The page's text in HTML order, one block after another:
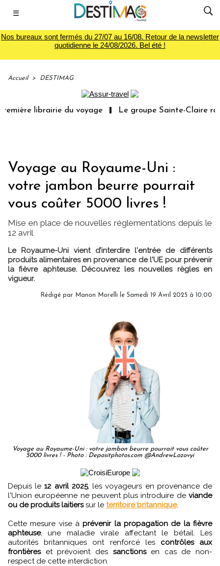
☰
Nos bureaux sont fermés du 27/07 au 16/08. Retour de la newsletter
quotidienne le 24/08/2026. Bel été !
Accueil > DESTIMAG
librairie du voyage Le groupe Sainte-Claire
Voyage au Royaume-Uni :
votre jambon beurre pourrait
vous coûter 5000 livres !
Mise en place de nouvelles réglementations depuis le
12 avril
Le Royaume-Uni vient d’interdire l'entrée de différents
produits alimentaires en provenance de l'UE pour prévenir
la fièvre aphteuse. Découvrez les nouvelles règles en
vigueur.
Rédigé par Manon Morelli le Samedi 19 Avril 2025 à 10:00
Voyage au Royaume-Uni : votre jambon beurre pourrait vous coûter
5000 livres ! - Photo : Depositphotos.com @AndrewLozovyi
Depuis le12 avril 2025, les voyageurs en provenance de
l'Union européenne ne peuvent plus introduire de viande
ou de produits laitierssur le territoire britannique.
Cette mesure vise àprévenir la propagation de la fièvre
aphteuse, une maladie virale affectant le bétail. Les
autorités britanniques ont renforcé les contrôles aux
frontièreset prévoient des sanctionsen cas de non-
respect de cette interdiction.